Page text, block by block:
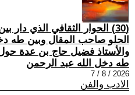
(30) الحوار الثقافي الذي دار
الحلو صاحب المقال وبين طه
والأستاذ فضيل حاج بن عدة
طه دخل الله عبد الرحمن
2026 / 8 / 7
الادب والفن